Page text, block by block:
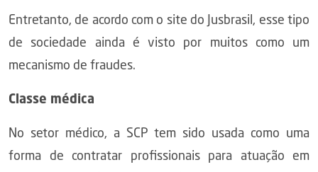
Entretanto, de acordo com o site do Jusbrasil, esse tipo
de sociedade ainda é visto por muitos como um
mecanismo de fraudes.
Classe médica
No setor médico, a SCP tem sido usada como uma
forma de contratar profissionais para atuação em